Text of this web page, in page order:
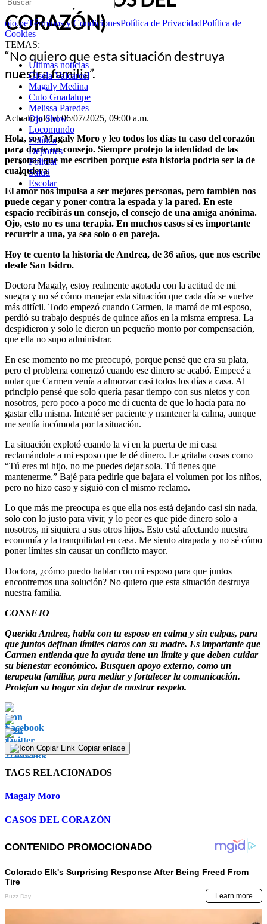
ojo.peTérminos y CondicionesPolítica de PrivacidadPolítica de
Cookies
TEMAS:
Últimas noticias
Gisela Valcarcel
Magaly Medina
Cuto Guadalupe
Melissa Paredes
Ojo Show
Locomundo
Política
Deportes
Policial
Salud
Escolar
CORAZÓN)
“No quiero que esta situación destruya
nuestra familia”.
Actualizado el 06/07/2025, 09:00 a.m.
Hola, soy Magaly Moro y leo todos los días tu caso del corazón
para darte un consejo. Siempre protejo la identidad de las
personas que me escriben porque esta historia podría ser la de
cualquiera.
El amor nos impulsa a ser mejores personas, pero también nos
puede cegar y poner contra la espada y la pared. En este
espacio recibirás un consejo, el consejo de una amiga anónima.
Ojo, esto no es una terapia. En muchos casos sí es importante
recurrir a una, ya sea solo o en pareja.
Hoy te cuento la historia de Andrea, de 36 años, que nos escribe
desde San Isidro.
Doctora Magaly, estoy realmente agotada con la actitud de mi
suegra y no sé cómo manejar esta situación que cada día se vuelve
más difícil. Todo empezó cuando Carmen, la mamá de mi esposo,
perdió su trabajo después de quince años en la misma empresa. La
despidieron y solo le dieron un pequeño monto por compensación,
que ella no supo administrar.
En ese momento no me preocupó, porque pensé que era su plata,
pero el problema comenzó cuando ese dinero se acabó. Empecé a
notar que Carmen venía a almorzar casi todos los días a casa. Al
principio pensé que solo quería pasar tiempo con sus nietos y con
nosotros, pero poco a poco me di cuenta de que lo hacía para no
gastar ella misma. Intenté ser paciente y mantener la calma, aunque
me sentía incómoda por la situación.
La situación explotó cuando la vi en la puerta de mi casa
reclamándole a mi esposo que le dé dinero. Le gritaba cosas como
“Tú eres mi hijo, no me puedes dejar sola. Tú tienes que
mantenerme.” Bajé para pedirle que bajara el volumen por los niños,
pero no hizo caso y siguió con el mismo reclamo.
Lo que más me preocupa es que ella nos está dejando casi sin nada,
solo con lo justo para vivir, y lo peor es que pide dinero solo a
nosotros, ni siquiera a sus otros hijos. Esto está afectando nuestra
economía y la tranquilidad en casa. Me siento atrapada y no sé cómo
poner límites sin causar un conflicto mayor.
​Doctora, ¿cómo puedo hablar con mi esposo para que juntos
encontremos una solución? No quiero que esta situación destruya
nuestra familia.
CONSEJO
Querida Andrea, habla con tu esposo en calma y sin culpas, para
que juntos definan límites claros con su madre. Es importante que
Carmen entienda que la ayuda tiene un límite y que deben cuidar
su bienestar económico. Busquen apoyo externo, como un
terapeuta familiar, para mediar y fortalecer la comunicación.
Protejan su hogar sin dejar de mostrar respeto.
Copiar enlace
TAGS RELACIONADOS
Magaly Moro
CASOS DEL CORAZÓN